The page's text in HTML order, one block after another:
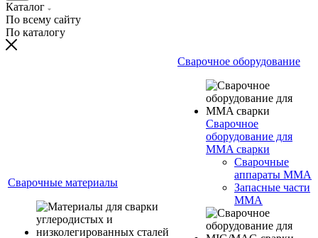
Каталог
По всему сайту
По каталогу
Сварочные материалы
Сварочное оборудование
Сварочное
оборудование для
MMA сварки
Сварочные
аппараты MMA
Запасные части
MMA